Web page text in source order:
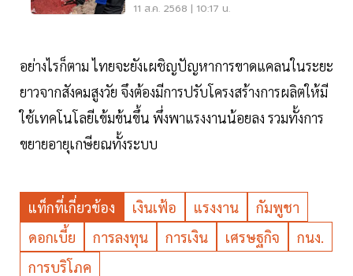
11 ส.ค. 2568 | 10:17 น.
อย่างไรก็ตาม ไทยจะยังเผชิญปัญหาการขาดแคลนในระยะ
ยาวจากสังคมสูงวัย จึงต้องมีการปรับโครงสร้างการผลิตให้มี
ใช้เทคโนโลยีเข้มข้นขึ้น พึ่งพาแรงงานน้อยลง รวมทั้งการ
ขยายอายุเกษียณทั้งระบบ
แท็กที่เกี่ยวข้อง เงินเฟ้อ แรงงาน
กัมพูชา
ดอกเบี้ย
การลงทุน การเงิน เศรษฐกิจ
กนง.
การบริโภค